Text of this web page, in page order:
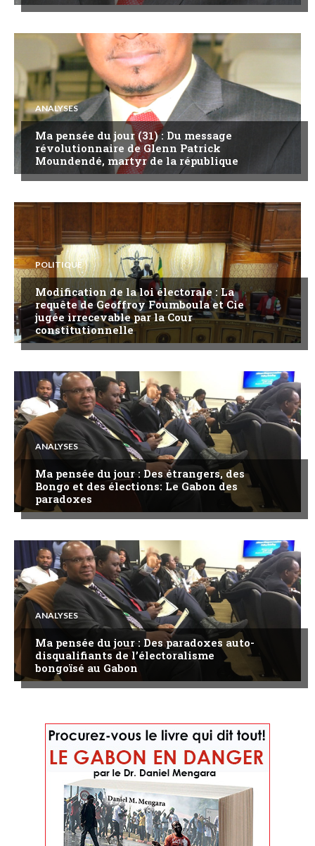
ANALYSES
Ma pensée du jour (31) : Du message
révolutionnaire de Glenn Patrick
Moundendé, martyr de la république
POLITIQUE
Modification de la loi électorale : La
requête de Geoffroy Foumboula et Cie
jugée irrecevable par la Cour
constitutionnelle
ANALYSES
Ma pensée du jour : Des étrangers, des
Bongo et des élections: Le Gabon des
paradoxes
ANALYSES
Ma pensée du jour : Des paradoxes auto-
disqualifiants de l’électoralisme
bongoïsé au Gabon